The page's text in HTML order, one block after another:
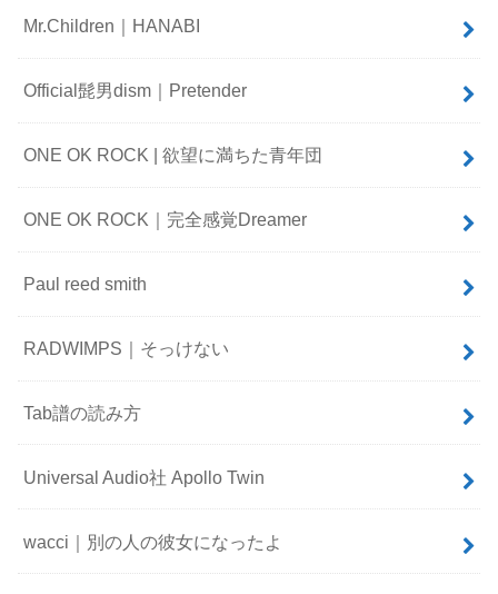
Mr.Children｜HANABI
Official髭男dism｜Pretender
ONE OK ROCK | 欲望に満ちた青年団
ONE OK ROCK｜完全感覚Dreamer
Paul reed smith
RADWIMPS｜そっけない
Tab譜の読み方
Universal Audio社 Apollo Twin
wacci｜別の人の彼女になったよ